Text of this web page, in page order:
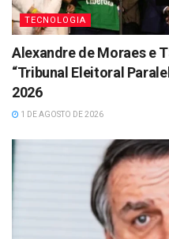
TECNOLOGIA
Alexandre de Moraes e
“Tribunal Eleitoral
2026
1 DE AGOSTO DE 2026